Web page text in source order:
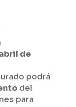
de
podrá
del
para